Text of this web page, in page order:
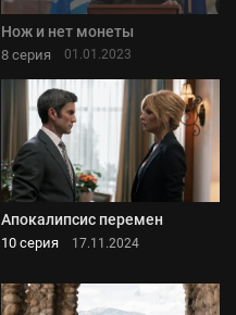
Нож и нет монеты
8 серия 01.01.2023
Апокалипсис перемен
10 серия 17.11.2024